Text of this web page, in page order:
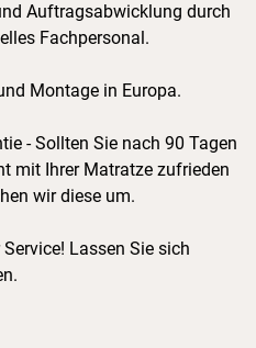
Auftragsabwicklung durch
Fachpersonal.
Montage in Europa.
- Sollten Sie nach 90 Tagen
mit Ihrer Matratze zufrieden
wir diese um.
Lassen Sie sich